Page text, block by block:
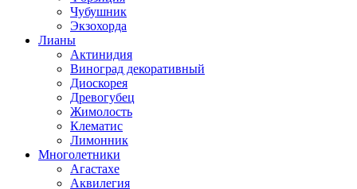
Чубушник
Экзохорда
Лианы
Актинидия
Виноград декоративный
Диоскорея
Древогубец
Жимолость
Клематис
Лимонник
Многолетники
Агастахе
Аквилегия